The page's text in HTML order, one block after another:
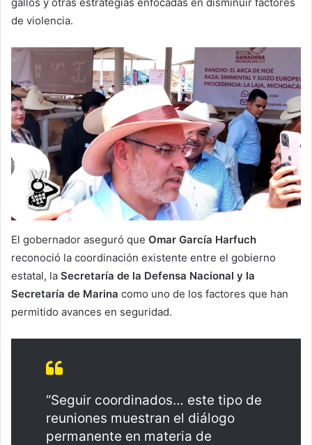
de violencia.
El gobernador aseguró que Omar García Harfuch
reconoció la coordinación existente entre el gobierno
estatal, la Secretaría de la Defensa Nacional y la
Secretaría de Marina como uno de los factores que han
permitido avances en seguridad.
“Seguir coordinados… este tipo de
reuniones muestran el diálogo
permanente en materia de